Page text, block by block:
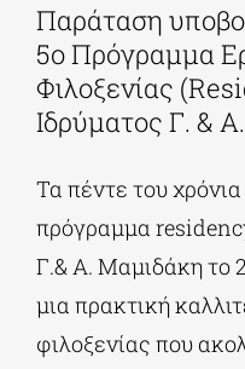
Παράταση
5ο Πρόγραμμα
Φιλοξενίας
Ιδρύματος Γ. &
Τα πέντε του
πρόγραμμα
Γ.& Α. Μαμιδάκη το
μια πρακτική
φιλοξενίας που